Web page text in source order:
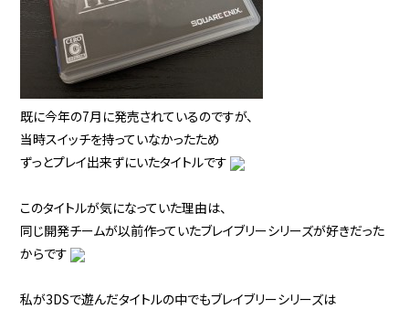
既に今年の7月に発売されているのですが、
当時スイッチを持っていなかったため
ずっとプレイ出来ずにいたタイトルです
このタイトルが気になっていた理由は、
同じ開発チームが以前作っていたブレイブリーシリーズが好きだった
からです
私が3DSで遊んだタイトルの中でもブレイブリーシリーズは